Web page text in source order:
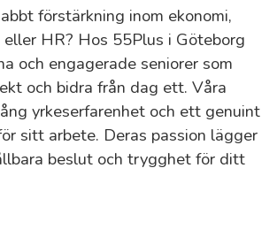
förstärkning inom ekonomi,
HR? Hos 55Plus i Göteborg
och engagerade seniorer som
och bidra från dag ett. Våra
yrkeserfarenhet och ett genuint
sitt arbete. Deras passion lägger
beslut och trygghet för ditt